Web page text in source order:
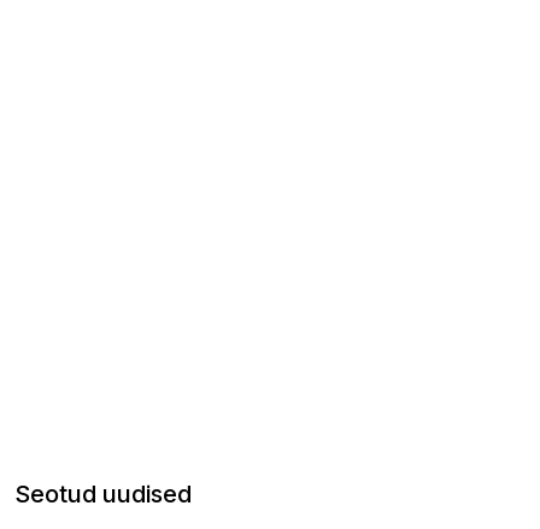
Seotud uudised